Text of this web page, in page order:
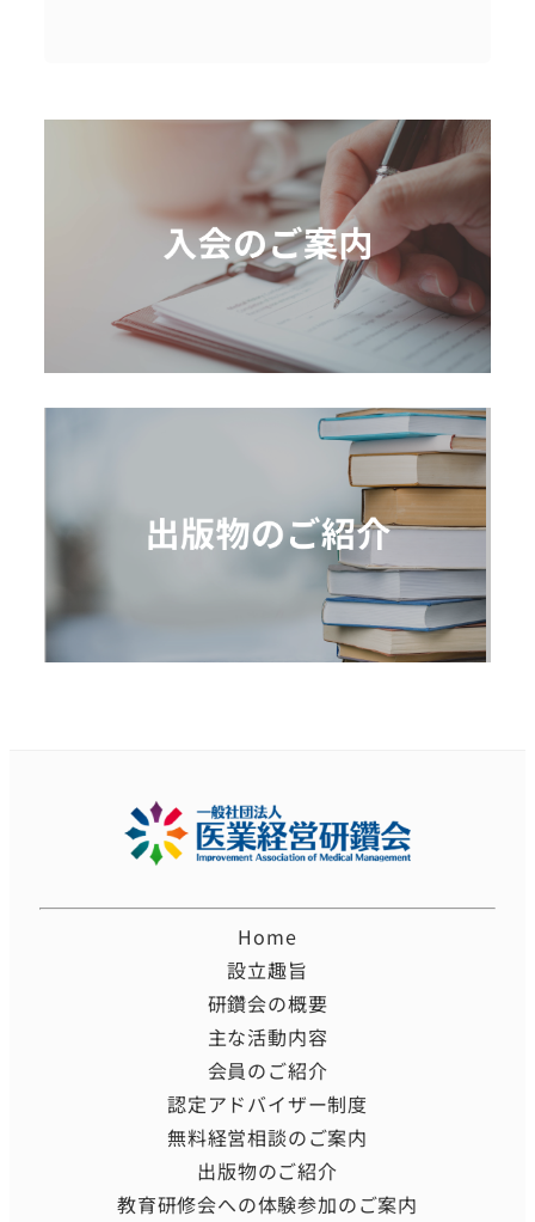
Home
設立趣旨
研鑽会の概要
主な活動内容
会員のご紹介
認定アドバイザー制度
無料経営相談のご案内
出版物のご紹介
教育研修会への体験参加のご案内